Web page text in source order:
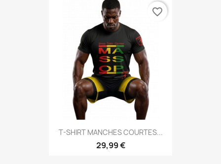
T-SHIRT MANCHES COURTES...
29,99 €
favorite_border